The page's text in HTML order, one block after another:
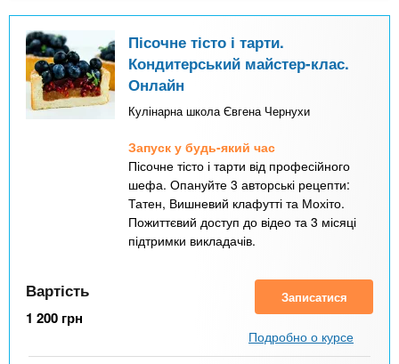
Пісочне тісто і тарти.
Кондитерський майстер-клас.
Онлайн
Кулінарна школа Євгена Чернухи
Запуск у будь-який час
Пісочне тісто і тарти від професійного
шефа. Опануйте 3 авторські рецепти:
Татен, Вишневий клафутті та Мохіто.
Пожиттєвий доступ до відео та 3 місяці
підтримки викладачів.
Вартість
1 200 грн
Записатися
Подробно о курсе